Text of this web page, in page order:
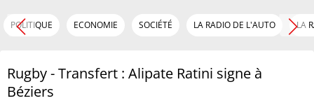
POLITIQUE ECONOMIE SOCIÉTÉ LA RADIO DE L'AUTO LA
Rugby - Transfert : Alipate Ratini signe à
Béziers